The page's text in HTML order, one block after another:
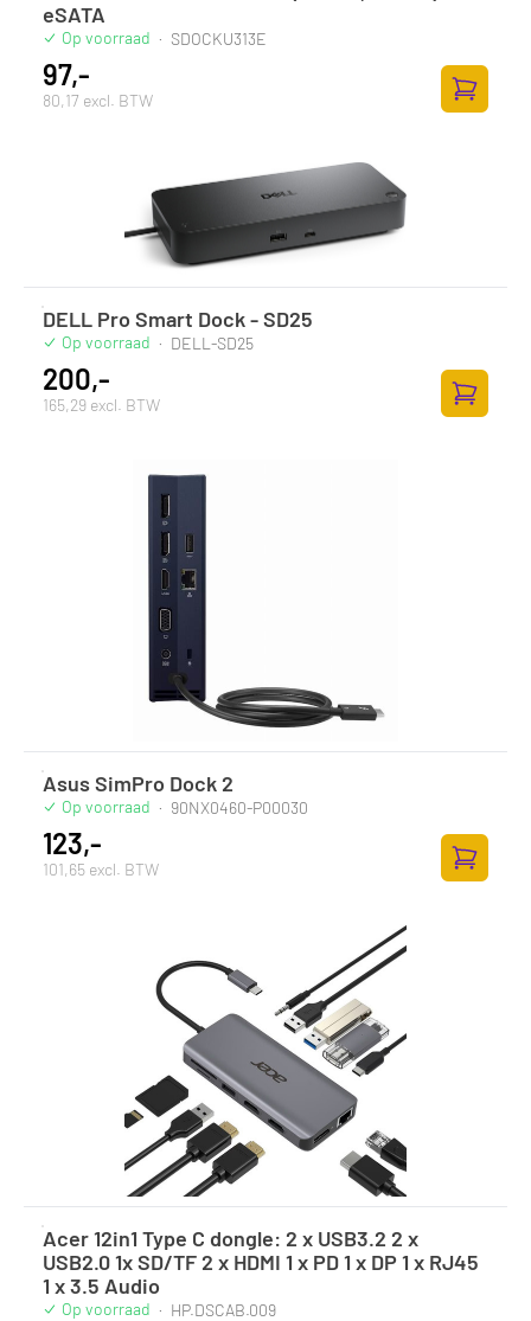
eSATA
Op voorraad · SDOCKU313E
97,-
80,17 excl. BTW
DELL Pro Smart Dock - SD25
Op voorraad · DELL-SD25
200,-
165,29 excl. BTW
Asus SimPro Dock 2
Op voorraad · 90NX0460-P00030
123,-
101,65 excl. BTW
Acer 12in1 Type C dongle: 2 x USB3.2 2 x
USB2.0 1x SD/TF 2 x HDMI 1 x PD 1 x DP 1 x RJ45
1 x 3.5 Audio
Op voorraad · HP.DSCAB.009